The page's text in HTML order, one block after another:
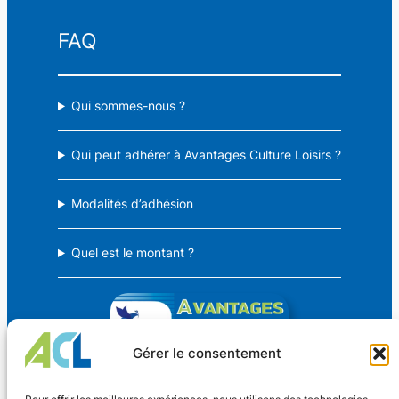
Gérer le consentement
FAQ
Qui sommes-nous ?
Qui peut adhérer à Avantages Culture Loisirs ?
Modalités d’adhésion
Quel est le montant ?